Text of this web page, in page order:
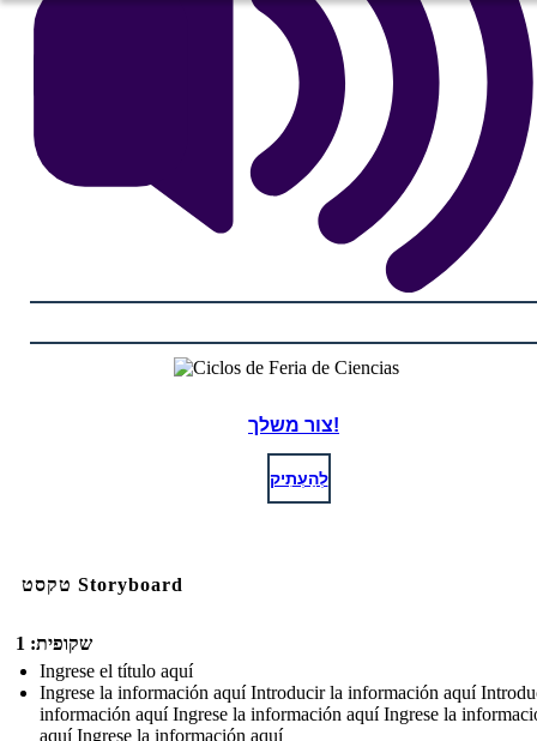
צור משלך!
לְהַעְתִיק
טקסט Storyboard
שקופית: 1
Ingrese el título aquí
Ingrese la información aquí Introducir la información aquí
información aquí Ingrese la información aquí Ingrese la
aquí Ingrese la información aquí